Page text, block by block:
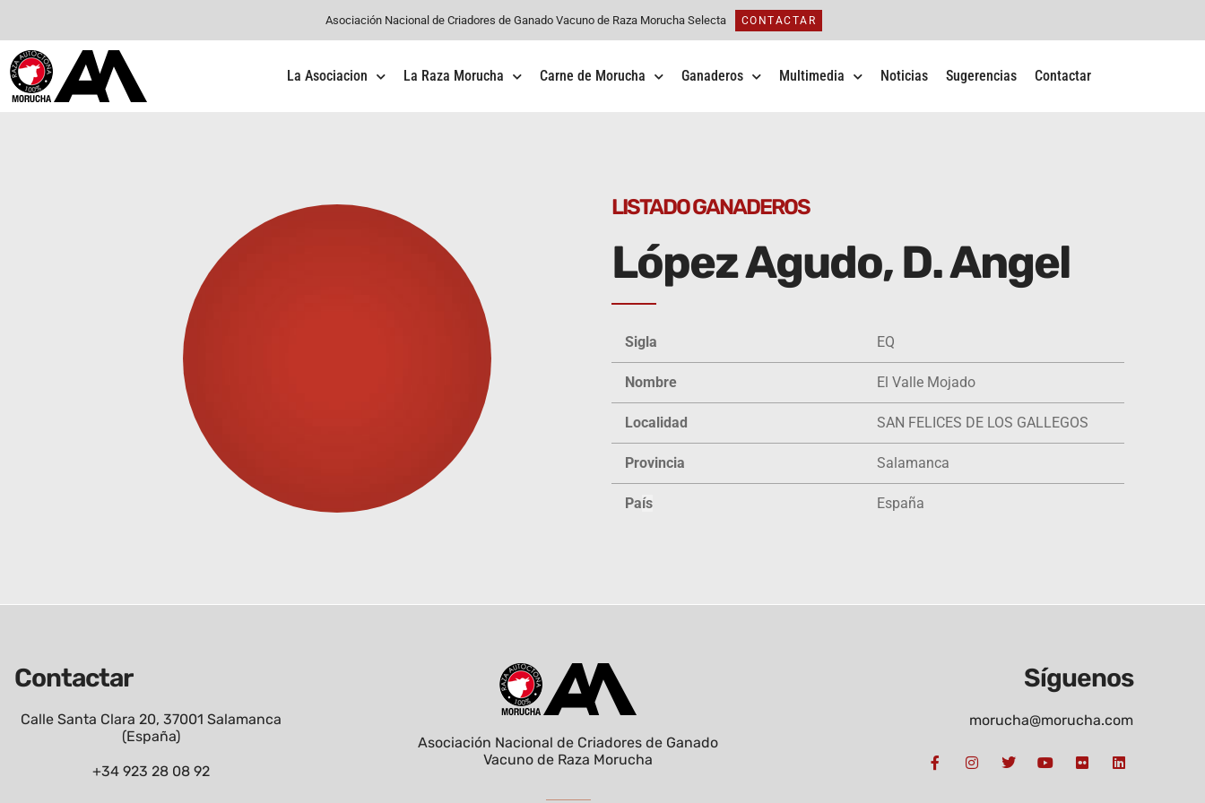
Asociación Nacional de Criadores de Ganado Vacuno de Raza Morucha Selecta CONTACTAR
La Asociacion La Raza Morucha Carne de Morucha Ganaderos Multimedia Noticias Sugerencias Contactar
LISTADO GANADEROS
López Agudo, D. Angel
Sigla EQ
Nombre El Valle Mojado
Localidad SAN FELICES DE LOS GALLEGOS
Provincia Salamanca
País España
Contactar
Calle Santa Clara 20, 37001 Salamanca
(España)
+34 923 28 08 92
Asociación Nacional de Criadores de Ganado
Vacuno de Raza Morucha
Síguenos
morucha@morucha.com